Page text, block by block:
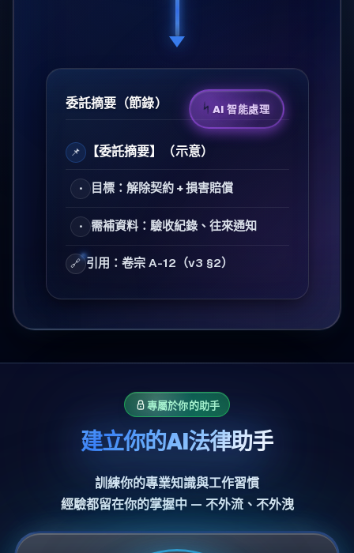
委託摘要（節錄） ⚡AI 智能處理
📌 【委託摘要】（示意）
• 目標：解除契約 + 損害賠償
• 需補資料：驗收紀錄、往來通知
🔗 引用：卷宗 A-12（v3 §2）
建立你的AI法律助手
訓練你的專業知識與工作習慣
經驗都留在你的掌握中 — 不外流、不外洩
專屬於你的助手